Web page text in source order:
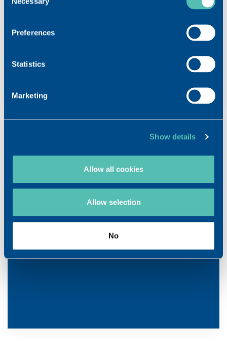
Selection
Preferences
Statistics
Marketing
Show details
Allow all cookies
Allow selection
No